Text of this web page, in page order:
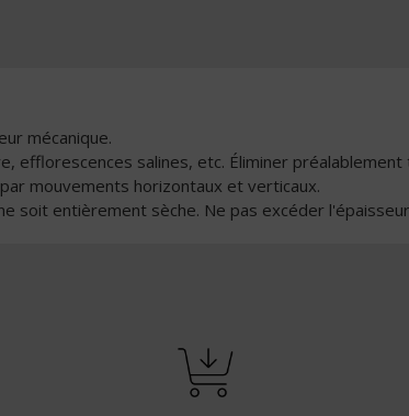
mécanique.
efflorescences salines, etc. Éliminer
mouvements horizontaux et verticaux.
soit entièrement sèche. Ne pas excéder